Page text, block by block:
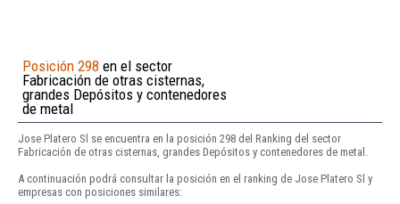
Posición 298 en el sector
Fabricación de otras cisternas,
grandes Depósitos y contenedores
de metal
Jose Platero Sl se encuentra en la posición 298 del Ranking del sector
Fabricación de otras cisternas, grandes Depósitos y contenedores de metal.
A continuación podrá consultar la posición en el ranking de Jose Platero Sl y
empresas con posiciones similares: